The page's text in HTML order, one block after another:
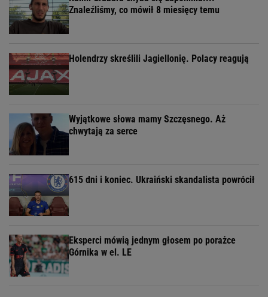
Znaleźliśmy, co mówił 8 miesięcy temu
Holendrzy skreślili Jagiellonię. Polacy reagują
Wyjątkowe słowa mamy Szczęsnego. Aż
chwytają za serce
615 dni i koniec. Ukraiński skandalista powrócił
Eksperci mówią jednym głosem po porażce
Górnika w el. LE